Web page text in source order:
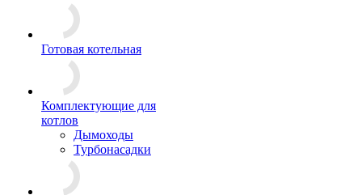
Готовая котельная
Комплектующие для
котлов
Дымоходы
Турбонасадки